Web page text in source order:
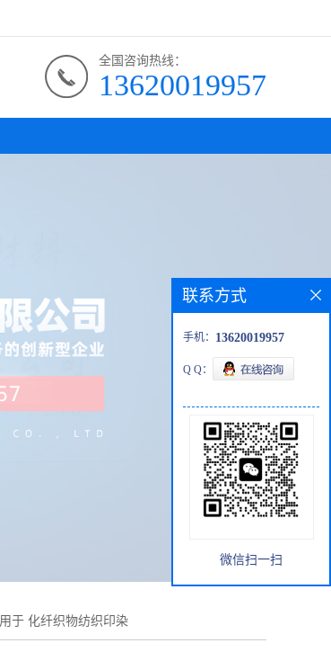
全国咨询热线：
13620019957
于 化纤织物纺织印染
联系方式
手机： 13620019957
Q Q：
微信扫一扫